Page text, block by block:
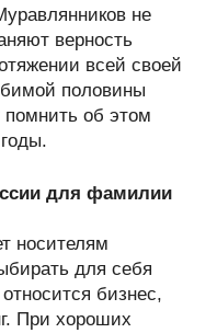
не
верность
всей своей
половины
помнить об этом
для фамилии
носителям
для себя
бизнес,
При хороших